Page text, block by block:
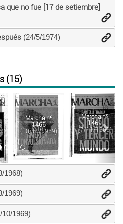
que no fue [17 de setiembre]
(24/5/1974)
(15)
Marcha nº
1466
(10/10/1969)
Marcha nº
1469
(7/11/1969)
1968)
1969)
1969)